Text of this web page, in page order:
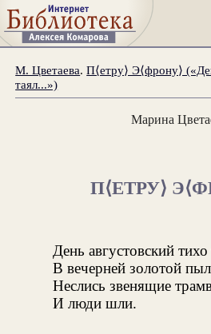
М. Цветаева.П⟨етру⟩ Э⟨фрону⟩
таял...»)
Марина
П⟨ЕТРУ⟩
День августовский тихо
В вечерней золотой
Неслись звенящие
И люди шли.